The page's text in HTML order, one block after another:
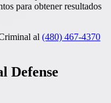
para obtener resultados
al (480) 467-4370
Defense